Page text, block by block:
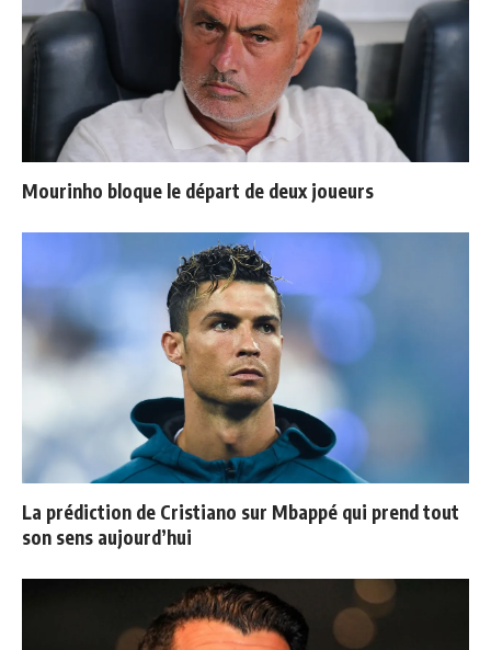
Mourinho bloque le départ de deux joueurs
La prédiction de Cristiano sur Mbappé qui prend tout
son sens aujourd’hui